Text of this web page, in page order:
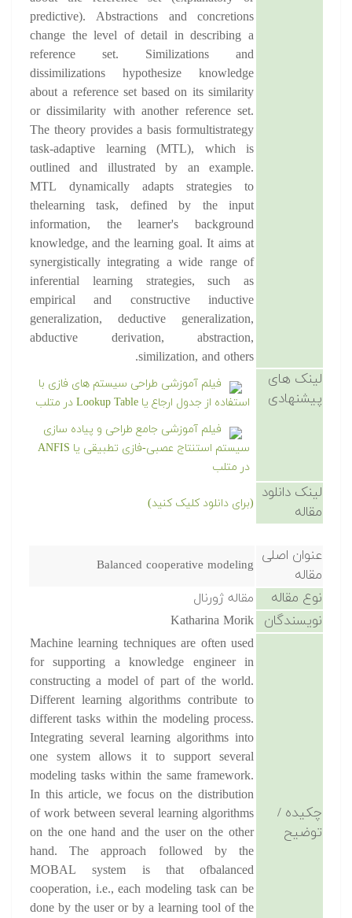
predictive). Abstractions and concretions
change the level of detail in describing a
reference set. Similizations and
dissimilizations hypothesize knowledge
about a reference set based on its similarity
or dissimilarity with another reference set.
The theory provides a basis formultistrategy
task-adaptive learning (MTL), which is
outlined and illustrated by an example.
MTL dynamically adapts strategies to
thelearning task, defined by the input
information, the learner's background
knowledge, and the learning goal. It aims at
synergistically integrating a wide range of
inferential learning strategies, such as
empirical and constructive inductive
generalization, deductive generalization,
abductive derivation, abstraction,
similization, and others.
لینک های
پیشنهادی
فیلم آموزشی طراحی سیستم های فازی با
استفاده از جدول ارجاع یا Lookup Table در متلب
فیلم آموزشی جامع طراحی و پیاده سازی
سیستم استنتاج عصبی-فازی تطبیقی یا ANFIS
در متلب
لینک دانلود
مقاله
(برای دانلود کلیک کنید)
عنوان اصلی
مقاله
Balanced cooperative modeling
نوع مقاله مقاله ژورنال
نویسندگان Katharina Morik
چکیده /
توضیح
Machine learning techniques are often used
for supporting a knowledge engineer in
constructing a model of part of the world.
Different learning algorithms contribute to
different tasks within the modeling process.
Integrating several learning algorithms into
one system allows it to support several
modeling tasks within the same framework.
In this article, we focus on the distribution
of work between several learning algorithms
on the one hand and the user on the other
hand. The approach followed by the
MOBAL system is that ofbalanced
cooperation, i.e., each modeling task can be
done by the user or by a learning tool of the